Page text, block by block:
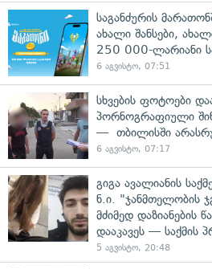
საგანძურის
ახალი შანსები,
250 000-ლარიანი
6 აგვისტო, 07:51
სხვების ფოტოები
პორნოგრაფიული
— თბილისში
6 აგვისტო, 07:17
გიგა ავალიანის
ნ.ი. "ჯანმთელობის
მძიმედ დაზიანების
დააკავეს — საქმის
5 აგვისტო, 20:48